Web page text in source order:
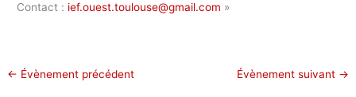
Contact : ief.ouest.toulouse@gmail.com »
← Évènement précédent Évènement suivant →